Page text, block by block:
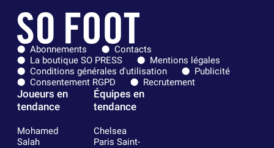
Abonnements
Contacts
La boutique SO PRESS
Mentions légales
Conditions générales d'utilisation
Publicité
Consentement RGPD
Recrutement
Joueurs en
tendance
Mohamed
Salah
Équipes en
tendance
Chelsea
Paris Saint-